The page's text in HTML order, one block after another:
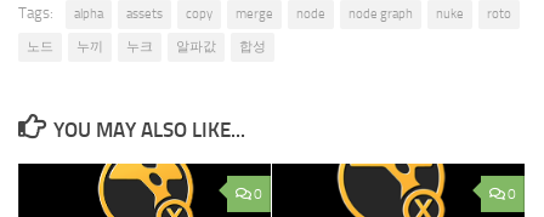
Tags: alpha assets copy merge node node graph nuke roto
노드 누끼 누크 알파값 합성
YOU MAY ALSO LIKE...
0 0